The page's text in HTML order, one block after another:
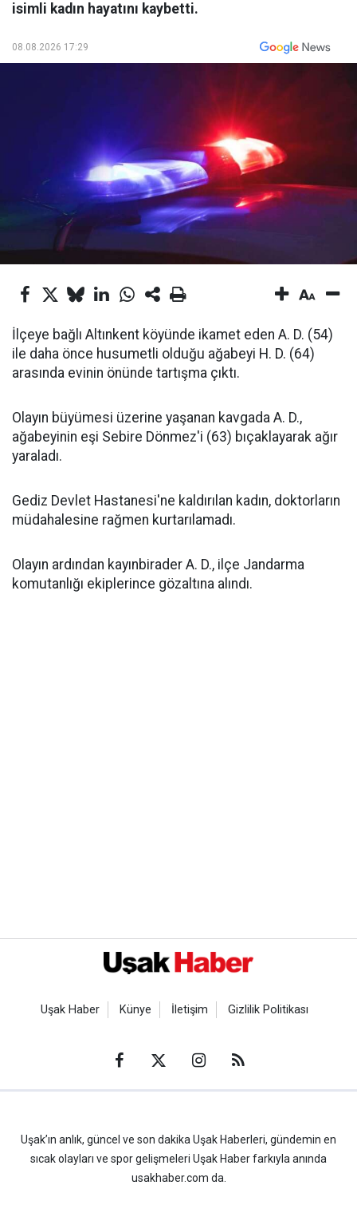
isimli kadın hayatını kaybetti.
08.08.2026 17:29
İlçeye bağlı Altınkent köyünde ikamet eden A. D. (54)
ile daha önce husumetli olduğu ağabeyi H. D. (64)
arasında evinin önünde tartışma çıktı.
Olayın büyümesi üzerine yaşanan kavgada A. D.,
ağabeyinin eşi Sebire Dönmez'i (63) bıçaklayarak ağır
yaraladı.
Gediz Devlet Hastanesi'ne kaldırılan kadın, doktorların
müdahalesine rağmen kurtarılamadı.
Olayın ardından kayınbirader A. D., ilçe Jandarma
komutanlığı ekiplerince gözaltına alındı.
Uşak Haber Künye İletişim Gizlilik Politikası
Uşak’ın anlık, güncel ve son dakika Uşak Haberleri, gündemin en
sıcak olayları ve spor gelişmeleri Uşak Haber farkıyla anında
usakhaber.com da.